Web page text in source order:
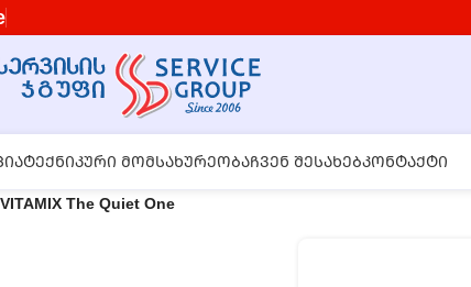
ᲢᲔᲥᲜᲘᲙᲣᲠᲘ ᲛᲝᲛᲡᲐᲮᲣᲠᲔᲝᲑᲐᲩᲕᲔᲜ ᲨᲔᲡᲐᲮᲔᲑᲙᲝᲜᲢᲐᲥᲢᲘ
The Quiet One